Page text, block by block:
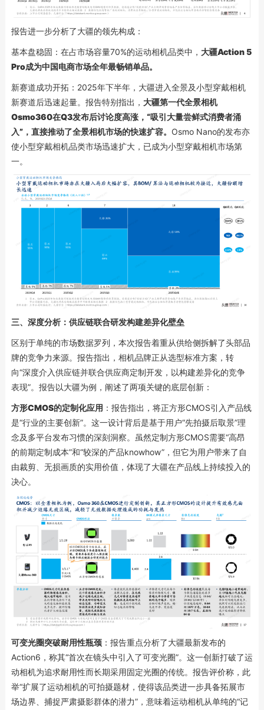
报告进一步分析了大疆的领先构成：
基本盘稳固：在占市场容量70%的运动相机品类中， 大疆Action 5
Pro成为中国电商市场全年最畅销单品。
新赛道成功开拓：2025年下半年，大疆进入全景及小型穿戴相机
新赛道后迅速起量。报告特别指出， 大疆第一代全景相机
Osmo360在Q3发布后讨论度高涨，“吸引大量尝鲜式消费者涌
入”，直接推动了全景相机市场的快速扩容。 Osmo Nano的发布亦
使小型穿戴相机品类市场迅速扩大，已成为小型穿戴相机市场第
一。
三、 深度分析：供应链联合研发构建差异化壁垒
区别于单纯的市场数据罗列，本次报告着重从供给侧拆解了头部品
牌的竞争力来源。报告指出，相机品牌正从选型标准方案，转
向“深度介入供应链并联合供应商定制开发，以构建差异化的竞争
表现”。报告以大疆为例，阐述了两项关键的底层创新：
方形CMOS的定制化应用 ：报告指出，将正方形CMOS引入产品线
是“行业的主要创新”。这一设计背后是基于用户“先拍摄后取景”理
念及多平台发布习惯的深刻洞察。虽然定制方形CMOS需要“高昂
的前期定制成本”和“较深的产品knowhow”，但它为用户带来了自
由裁剪、无损画质的实用价值，体现了大疆在产品线上持续投入的
决心。
可变光圈突破耐用性瓶颈：报告重点分析了大疆最新发布的
Action6，称其“首次在镜头中引入了可变光圈”。这一创新打破了运
动相机为追求耐用性而长期采用固定光圈的传统。报告评价称，此
举“扩展了运动相机的可拍摄题材，使得该品类进一步具备拓展市
场边界、捕捉严肃摄影群体的潜力”，意味着运动相机从单纯的“记